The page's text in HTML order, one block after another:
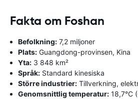
Fakta om Foshan
Befolkning: 7,2 miljoner
Plats: Guangdong-provinsen, Kina
Yta: 3 848 km²
Språk: Standard kinesiska
Större industrier: Tillverkning,
Genomsnittlig temperatur: 18,7°C